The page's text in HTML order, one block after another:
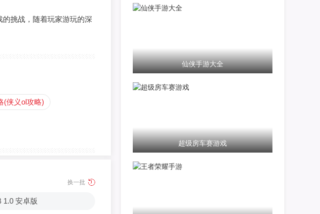
挑战，随着玩家游玩的深
(侠义ol攻略)
换一批
1.0 安卓版
仙侠手游大全
超级房车赛游戏